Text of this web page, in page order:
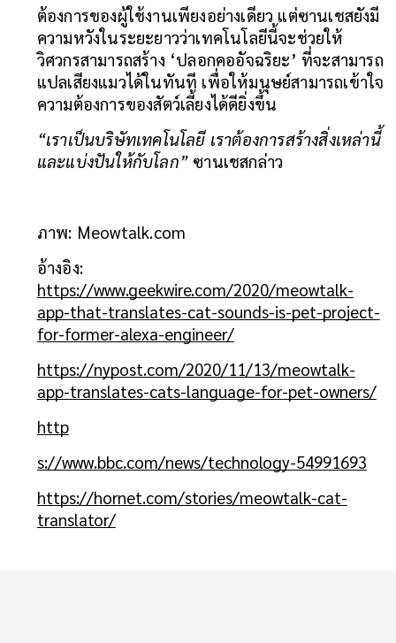
ต้องการของผู้ใช้งานเพียงอย่างเดียว แต่ซานเชสยังมี
ความหวังในระยะยาวว่าเทคโนโลยีนี้จะช่วยให้
วิศวกรสามารถสร้าง ‘ปลอกคออัจฉริยะ’ ที่จะสามารถ
แปลเสียงแมวได้ในทันที เพื่อให้มนุษย์สามารถเข้าใจ
ความต้องการของสัตว์เลี้ยงได้ดียิ่งขึ้น
“เราเป็นบริษัทเทคโนโลยี เราต้องการสร้างสิ่งเหล่านี้
และแบ่งปันให้กับโลก” ซานเชสกล่าว
ภาพ: Meowtalk.com
https://www.geekwire.com/2020/meowtalk-
app-that-translates-cat-sounds-is-pet-project-
for-former-alexa-engineer/
https://nypost.com/2020/11/13/meowtalk-
app-translates-cats-language-for-pet-owners/
http
s://www.bbc.com/news/technology-54991693
https://hornet.com/stories/meowtalk-cat-
translator/